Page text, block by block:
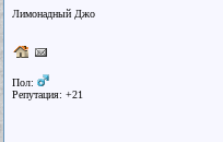
Лимонадный Джо
Пол:
Репутация: +21